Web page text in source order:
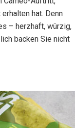
hat. Denn
– herzhaft, würzig,
backen Sie nicht